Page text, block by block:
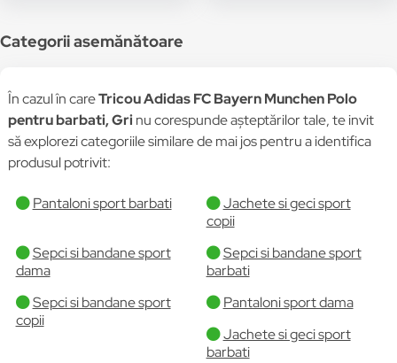
Categorii asemănătoare
În cazul în careTricou Adidas FC Bayern Munchen Polo
pentru barbati, Grinu corespunde așteptărilor tale, te invit
să explorezi categoriile similare de mai jos pentru a identifica
produsul potrivit:
Pantaloni sport barbati
Jachete si geci sport
copii
Sepci si bandane sport
dama
Sepci si bandane sport
barbati
Sepci si bandane sport
copii
Pantaloni sport dama
Jachete si geci sport
barbati